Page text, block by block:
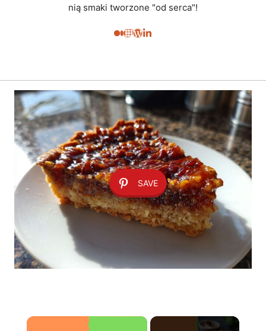
nią smaki tworzone "od serca"!
SAVE
×